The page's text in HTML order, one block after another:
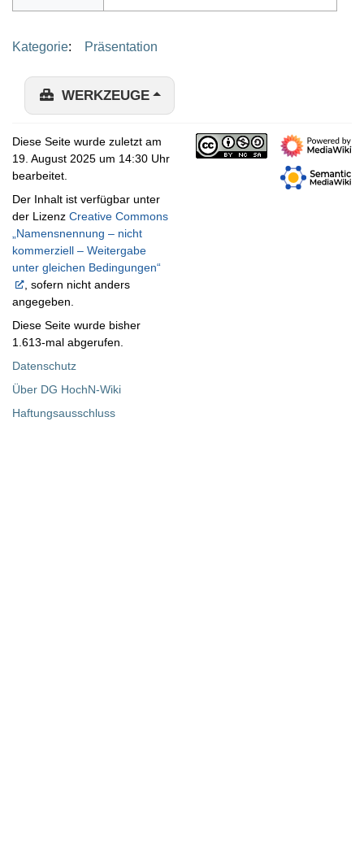
Kategorie: Präsentation
WERKZEUGE
Diese Seite wurde zuletzt am
19. August 2025 um 14:30 Uhr
bearbeitet.
Der Inhalt ist verfügbar unter
der Lizenz Creative Commons
„Namensnennung – nicht
kommerziell – Weitergabe
unter gleichen Bedingungen“
, sofern nicht anders
angegeben.
Diese Seite wurde bisher
1.613-mal abgerufen.
Datenschutz
Über DG HochN-Wiki
Haftungsausschluss